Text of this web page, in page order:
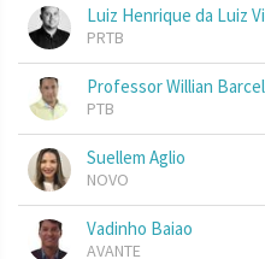
Luiz Henrique da Luiz
PRTB
Professor Willian
PTB
Suellem Aglio
NOVO
Vadinho Baiao
AVANTE